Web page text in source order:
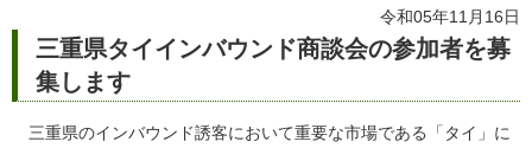
令和05年11月16日
三重県タイインバウンド商談会の参加者を募
集します
三重県のインバウンド誘客において重要な市場である「タイ」に